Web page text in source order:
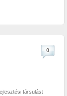
0
társulást